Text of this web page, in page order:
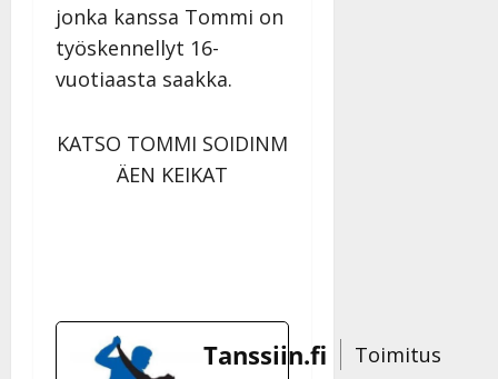
jonka kanssa Tommi on
työskennellyt 16-
vuotiaasta saakka.
KATSO TOMMI SOIDINM
ÄEN KEIKAT
Tanssiin.fi
Toimitus